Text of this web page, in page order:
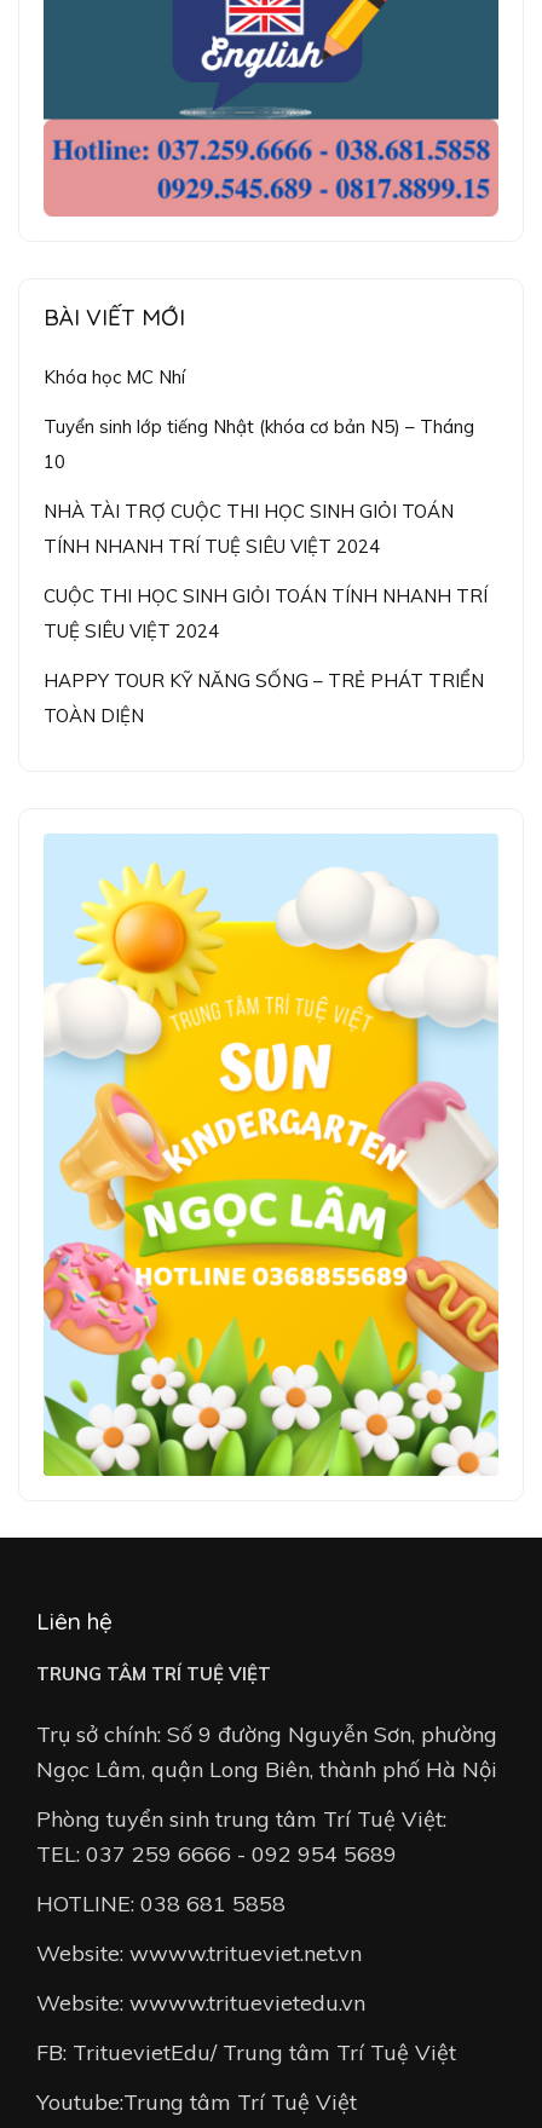
BÀI VIẾT MỚI
Khóa học MC Nhí
Tuyển sinh lớp tiếng Nhật (khóa cơ bản N5) – Tháng
10
NHÀ TÀI TRỢ CUỘC THI HỌC SINH GIỎI TOÁN
TÍNH NHANH TRÍ TUỆ SIÊU VIỆT 2024
CUỘC THI HỌC SINH GIỎI TOÁN TÍNH NHANH TRÍ
TUỆ SIÊU VIỆT 2024
HAPPY TOUR KỸ NĂNG SỐNG – TRẺ PHÁT TRIỂN
TOÀN DIỆN
Liên hệ
TRUNG TÂM TRÍ TUỆ VIỆT
Trụ sở chính: Số 9 đường Nguyễn Sơn, phường
Ngọc Lâm, quận Long Biên, thành phố Hà Nội
Phòng tuyển sinh trung tâm Trí Tuệ Việt:
TEL: 037 259 6666 - 092 954 5689
HOTLINE: 038 681 5858
Website: wwww.tritueviet.net.vn
Website: wwww.trituevietedu.vn
FB: TrituevietEdu/ Trung tâm Trí Tuệ Việt
Youtube:Trung tâm Trí Tuệ Việt